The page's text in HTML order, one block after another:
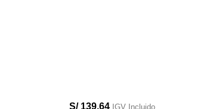
S/139.64 IGV Incluido